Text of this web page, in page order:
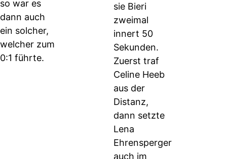
so war es
dann auch
ein solcher,
welcher zum
0:1 führte.
sie Bieri
zweimal
innert 50
Sekunden.
Zuerst traf
Celine Heeb
aus der
Distanz,
dann setzte
Lena
Ehrensperger
auch im